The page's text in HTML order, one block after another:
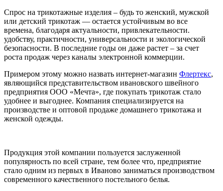
Спрос на трикотажные изделия – будь то женский, мужской
или детский трикотаж — остается устойчивым во все
времена, благодаря актуальности, привлекательности.
удобству, практичности, универсальности и экологической
безопасности. В последние годы он даже растет – за счет
роста продаж через каналы электронной коммерции.
Примером этому можно назвать интернет-магазин Флертекс,
являющийся представительством ивановского швейного
предприятия ООО «Мечта», где покупать трикотаж стало
удобнее и выгоднее. Компания специализируется на
производстве и оптовой продаже домашнего трикотажа и
женской одежды.
Продукция этой компании пользуется заслуженной
популярность по всей стране, тем более что, предприятие
стало одним из первых в Иваново заниматься производством
современного качественного постельного белья.